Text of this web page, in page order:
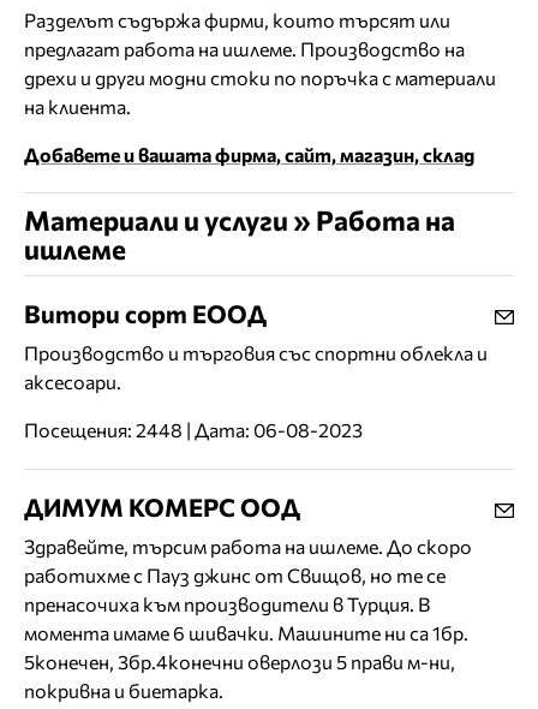
Разделът съдържа фирми, които търсят или
предлагат работа на ишлеме. Производство на
дрехи и други модни стоки по поръчка с материали
на клиента.
Добавете и вашата фирма, сайт, магазин, склад
Материали и услуги » Работа на
ишлеме
Витори сорт ЕООД
Производство и търговия със спортни облекла и
аксесоари.
Посещения: 2448 | Дата: 06-08-2023
ДИМУМ КОМЕРС ООД
Здравейте, търсим работа на ишлеме. До скоро
работихме с Пауз джинс от Свищов, но те се
пренасочиха към производители в Турция. В
момента имаме 6 шивачки. Машините ни са 1бр.
5конечен, 3бр.4конечни оверлози 5 прави м-ни,
покривна и биетарка.